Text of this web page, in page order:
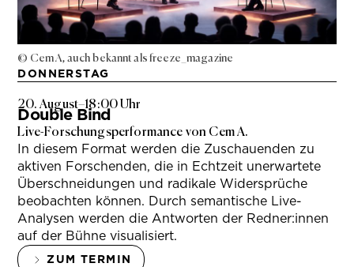
© Cem A, auch bekannt als freeze_magazine
DONNERSTAG
20. August–18:00 Uhr
Double Bind
Live-Forschungsperformance von Cem A.
In diesem Format werden die Zuschauenden zu
aktiven Forschenden, die in Echtzeit unerwartete
Überschneidungen und radikale Widersprüche
beobachten können. Durch semantische Live-
Analysen werden die Antworten der Redner:innen
auf der Bühne visualisiert.
ZUM TERMIN